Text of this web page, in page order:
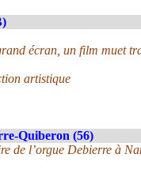
écran, un film muet
artistique
Quiberon (56)
de l’orgue Debierre à